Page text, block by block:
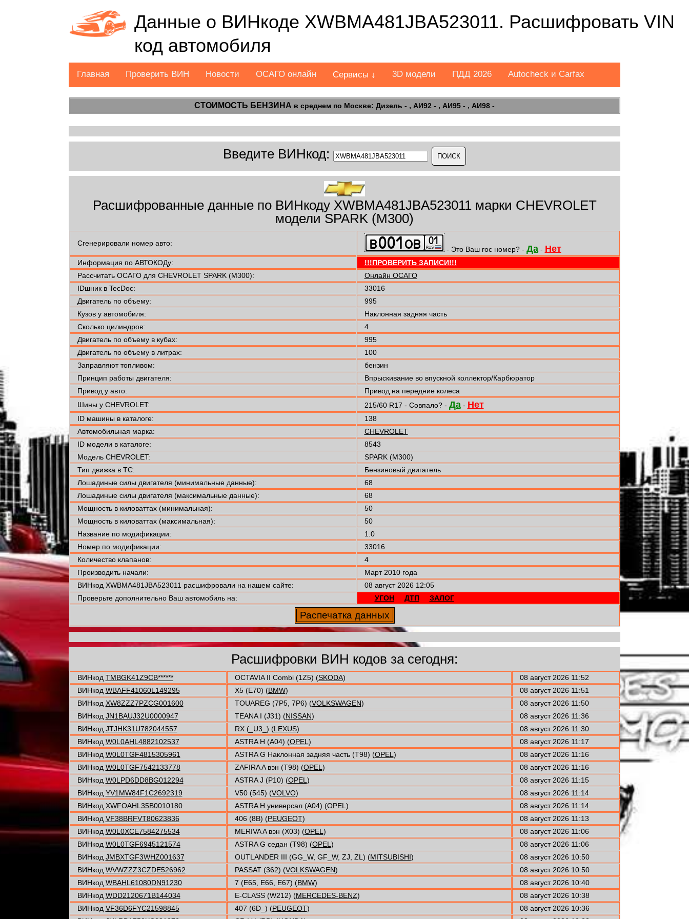
Данные о ВИНкоде XWBMA481JBA523011. Расшифровать VIN
код автомобиля
Главная Проверить ВИН Новости ОСАГО онлайн Сервисы ↓ 3D модели ПДД 2026 Autocheck и Carfax
СТОИМОСТЬ БЕНЗИНА в среднем по Москве: Дизель - , АИ92 - , АИ95 - , АИ98 -
Введите ВИНкод:
Расшифрованные данные по ВИНкоду XWBMA481JBA523011 марки CHEVROLET
модели SPARK (M300)
Сгенерировали номер авто:
- Это Ваш гос номер? - Да- Нет
Информация по АВТОКОДу:
!!!ПРОВЕРИТЬ ЗАПИСИ!!!
Рассчитать ОСАГО для CHEVROLET SPARK (M300):
Онлайн ОСАГО
IDшник в TecDoc:
33016
Двигатель по объему:
995
Кузов у автомобиля:
Наклонная задняя часть
Сколько цилиндров:
4
Двигатель по объему в кубах:
995
Двигатель по объему в литрах:
100
Заправляют топливом:
бензин
Принцип работы двигателя:
Впрыскивание во впускной коллектор/Карбюратор
Привод у авто:
Привод на передние колеса
Шины у CHEVROLET:
215/60 R17 - Совпало? - Да- Нет
ID машины в каталоге:
138
Автомобильная марка:
CHEVROLET
ID модели в каталоге:
8543
Модель CHEVROLET:
SPARK (M300)
Тип движка в ТС:
Бензиновый двигатель
Лошадиные силы двигателя (минимальные данные):
68
Лошадиные силы двигателя (максимальные данные):
68
Мощность в киловаттах (минимальная):
50
Мощность в киловаттах (максимальная):
50
Название по модификации:
1.0
Номер по модификации:
33016
Количество клапанов:
4
Производить начали:
Март 2010 года
ВИНкод XWBMA481JBA523011 расшифровали на нашем сайте:
08 август 2026 12:05
Проверьте дополнительно Ваш автомобиль на:
УГОН ДТП ЗАЛОГ
Расшифровки ВИН кодов за сегодня:
ВИНкод TMBGK41Z9CB****** OCTAVIA II Combi (1Z5) (SKODA)
08 август 2026 11:52
ВИНкод WBAFF41060L149295 X5 (E70) (BMW)
08 август 2026 11:51
ВИНкод XW8ZZZ7PZCG001600 TOUAREG (7P5, 7P6) (VOLKSWAGEN)
08 август 2026 11:50
ВИНкод JN1BAUJ32U0000947 TEANA I (J31) (NISSAN)
08 август 2026 11:36
ВИНкод JTJHK31U782044557 RX (_U3_) (LEXUS)
08 август 2026 11:30
ВИНкод W0L0AHL4882102537 ASTRA H (A04) (OPEL )
08 август 2026 11:17
ВИНкод W0L0TGF4815305961 ASTRA G Наклонная задняя часть (T98) (OPEL )
08 август 2026 11:16
ВИНкод W0L0TGF7542133778 ZAFIRA A вэн (T98) (OPEL )
08 август 2026 11:16
ВИНкод W0LPD6DD8BG012294 ASTRA J (P10) (OPEL )
08 август 2026 11:15
ВИНкод YV1MW84F1C2692319 V50 (545) (VOLVO)
08 август 2026 11:14
ВИНкод XWFOAHL35B0010180 ASTRA H универсал (A04) (OPEL )
08 август 2026 11:14
ВИНкод VF38BRFVT80623836 406 (8B) (PEUGEOT)
08 август 2026 11:13
ВИНкод W0L0XCE7584275534 MERIVA A вэн (X03) (OPEL )
08 август 2026 11:06
ВИНкод W0L0TGF6945121574 ASTRA G седан (T98) (OPEL )
08 август 2026 11:06
ВИНкод JMBXTGF3WHZ001637 OUTLANDER III (GG_W, GF_W, ZJ, ZL) (MITSUBISHI)
08 август 2026 10:50
ВИНкод WVWZZZ3CZDE526962 PASSAT (362) (VOLKSWAGEN)
08 август 2026 10:50
ВИНкод WBAHL61080DN91230 7 (E65, E66, E67) (BMW)
08 август 2026 10:40
ВИНкод WDD2120671B144034 E-CLASS (W212) (MERCEDES-BENZ)
08 август 2026 10:38
ВИНкод VF36D6FYC21598845 407 (6D_) (PEUGEOT)
08 август 2026 10:36